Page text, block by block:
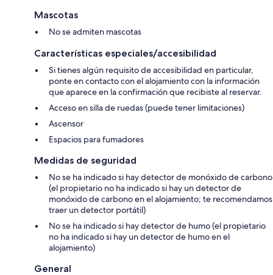
Mascotas
No se admiten mascotas
Características especiales/accesibilidad
Si tienes algún requisito de accesibilidad en particular,
ponte en contacto con el alojamiento con la información
que aparece en la confirmación que recibiste al reservar.
Acceso en silla de ruedas (puede tener limitaciones)
Ascensor
Espacios para fumadores
Medidas de seguridad
No se ha indicado si hay detector de monóxido de carbono
(el propietario no ha indicado si hay un detector de
monóxido de carbono en el alojamiento; te recomendamos
traer un detector portátil)
No se ha indicado si hay detector de humo (el propietario
no ha indicado si hay un detector de humo en el
alojamiento)
General